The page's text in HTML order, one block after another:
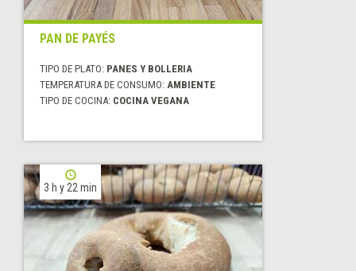
PAN DE PAYÉS
TIPO DE PLATO: PANES Y BOLLERIA
TEMPERATURA DE CONSUMO: AMBIENTE
TIPO DE COCINA: COCINA VEGANA
3 h y 22 min